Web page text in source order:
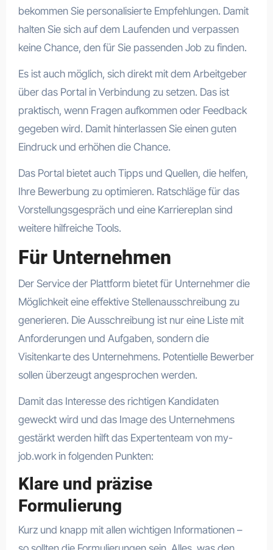
bekommen Sie personalisierte Empfehlungen. Damit
halten Sie sich auf dem Laufenden und verpassen
keine Chance, den für Sie passenden Job zu finden.
Es ist auch möglich, sich direkt mit dem Arbeitgeber
über das Portal in Verbindung zu setzen. Das ist
praktisch, wenn Fragen aufkommen oder Feedback
gegeben wird. Damit hinterlassen Sie einen guten
Eindruck und erhöhen die Chance.
Das Portal bietet auch Tipps und Quellen, die helfen,
Ihre Bewerbung zu optimieren. Ratschläge für das
Vorstellungsgespräch und eine Karriereplan sind
weitere hilfreiche Tools.
Für Unternehmen
Der Service der Plattform bietet für Unternehmer die
Möglichkeit eine effektive Stellenausschreibung zu
generieren. Die Ausschreibung ist nur eine Liste mit
Anforderungen und Aufgaben, sondern die
Visitenkarte des Unternehmens. Potentielle Bewerber
sollen überzeugt angesprochen werden.
Damit das Interesse des richtigen Kandidaten
geweckt wird und das Image des Unternehmens
gestärkt werden hilft das Expertenteam von my-
job.work in folgenden Punkten:
Klare und präzise
Formulierung
Kurz und knapp mit allen wichtigen Informationen –